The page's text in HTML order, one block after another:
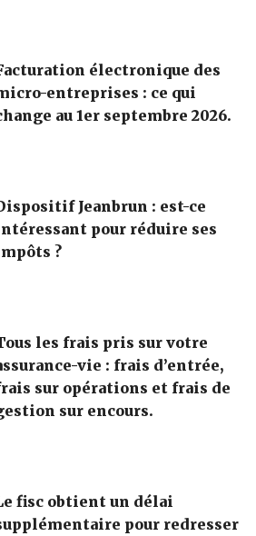
électronique des
entreprises : ce qui
au 1er septembre 2026.
Jeanbrun : est-ce
pour réduire ses
?
les frais pris sur votre
vie : frais d’entrée,
sur opérations et frais de
sur encours.
fisc obtient un délai
pour redresser